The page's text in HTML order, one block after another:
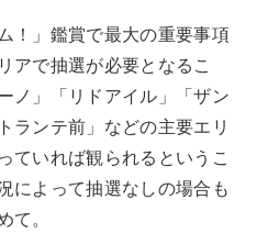
！」鑑賞で最大の重要事項
アで抽選が必要となるこ
ノ」「リドアイル」「ザン
ランテ前」などの主要エリ
ていれば観られるというこ
によって抽選なしの場合も
て。